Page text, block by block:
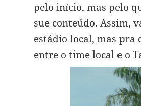
pelo início, mas pelo
sue conteúdo. Assim,
estádio local, mas pra
entre o time local e o